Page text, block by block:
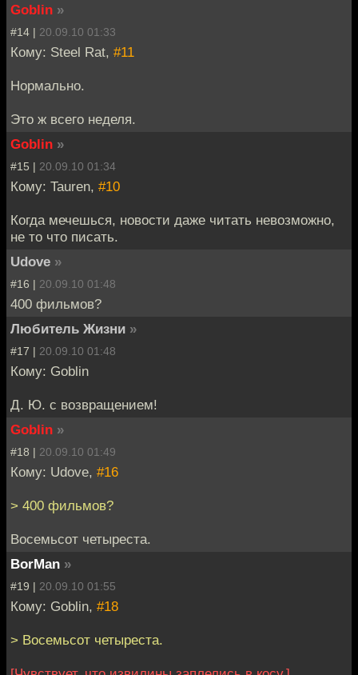
Goblin »
#14 | 20.09.10 01:33
Кому: Steel Rat, #11
Нормально.
Это ж всего неделя.
Goblin »
#15 | 20.09.10 01:34
Кому: Tauren, #10
Когда мечешься, новости даже читать невозможно,
не то что писать.
Udove »
#16 | 20.09.10 01:48
400 фильмов?
Любитель Жизни »
#17 | 20.09.10 01:48
Кому: Goblin
Д. Ю. с возвращением!
Goblin »
#18 | 20.09.10 01:49
Кому: Udove, #16
> 400 фильмов?
Восемьсот четыреста.
BorMan »
#19 | 20.09.10 01:55
Кому: Goblin, #18
> Восемьсот четыреста.